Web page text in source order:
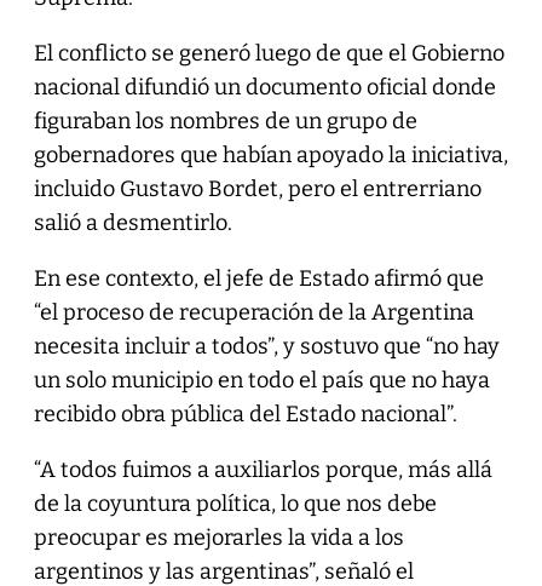
El conflicto se generó luego de que el Gobierno
nacional difundió un documento oficial donde
figuraban los nombres de un grupo de
gobernadores que habían apoyado la iniciativa,
incluido Gustavo Bordet, pero el entrerriano
salió a desmentirlo.
En ese contexto, el jefe de Estado afirmó que
“el proceso de recuperación de la Argentina
necesita incluir a todos”, y sostuvo que “no hay
un solo municipio en todo el país que no haya
recibido obra pública del Estado nacional”.
“A todos fuimos a auxiliarlos porque, más allá
de la coyuntura política, lo que nos debe
preocupar es mejorarles la vida a los
argentinos y las argentinas”, señaló el